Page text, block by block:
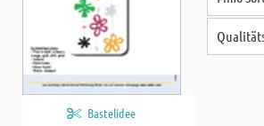
Bastelidee